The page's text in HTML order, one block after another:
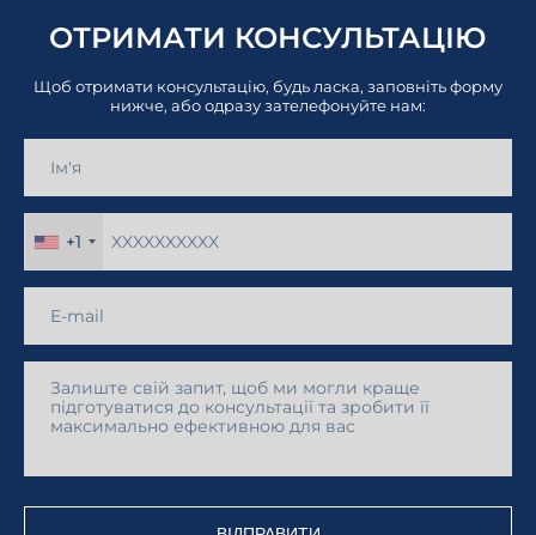
ОТРИМАТИ КОНСУЛЬТАЦІЮ
Щоб отримати консультацію, будь ласка, заповніть форму
нижче, або одразу зателефонуйте нам:
+1